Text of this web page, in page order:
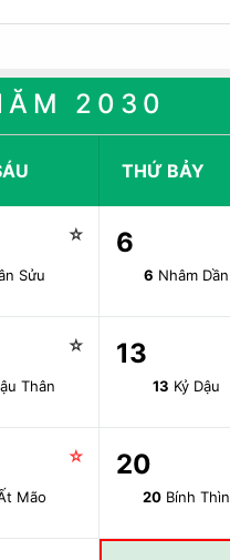
2030
THỨ BẢY
☆
Sửu
6
6 Nhâm Dần
☆
Thân
13
13 Kỷ Dậu
☆
Mão
20
20 Bính Thìn